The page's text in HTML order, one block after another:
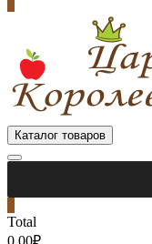
Каталог товаров
Total
0.00₽